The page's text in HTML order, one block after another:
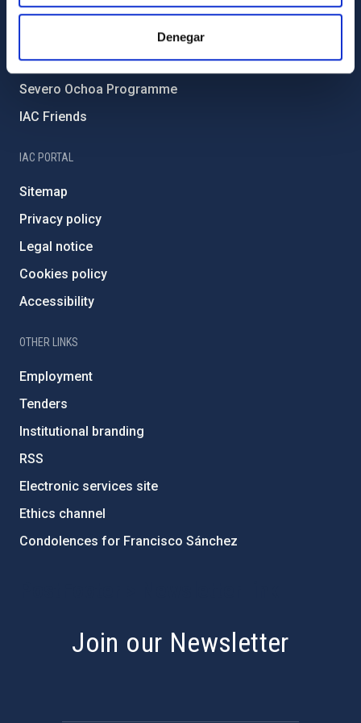
Denegar
Forever IAC
External funding
Severo Ochoa Programme
IAC Friends
IAC PORTAL
Sitemap
Privacy policy
Legal notice
Cookies policy
Accessibility
OTHER LINKS
Employment
Tenders
Institutional branding
RSS
Electronic services site
Ethics channel
Condolences for Francisco Sánchez
Join our Newsletter